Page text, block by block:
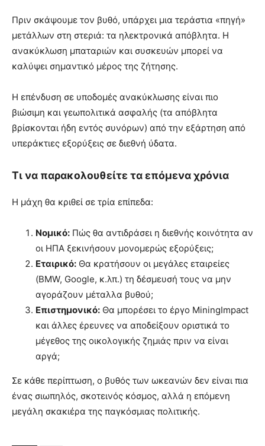
Πριν σκάψουμε τον βυθό, υπάρχει μια τεράστια «πηγή»
μετάλλων στη στεριά: τα ηλεκτρονικά απόβλητα. Η
ανακύκλωση μπαταριών και συσκευών μπορεί να
καλύψει σημαντικό μέρος της ζήτησης.
Η επένδυση σε υποδομές ανακύκλωσης είναι πιο
βιώσιμη και γεωπολιτικά ασφαλής (τα απόβλητα
βρίσκονται ήδη εντός συνόρων) από την εξάρτηση από
υπεράκτιες εξορύξεις σε διεθνή ύδατα.
Τι να παρακολουθείτε τα επόμενα χρόνια
Η μάχη θα κριθεί σε τρία επίπεδα:
Νομικό: Πώς θα αντιδράσει η διεθνής κοινότητα αν
οι ΗΠΑ ξεκινήσουν μονομερώς εξορύξεις;
Εταιρικό: Θα κρατήσουν οι μεγάλες εταιρείες
(BMW, Google, κ.λπ.) τη δέσμευσή τους να μην
αγοράζουν μέταλλα βυθού;
Επιστημονικό: Θα μπορέσει το έργο MiningImpact
και άλλες έρευνες να αποδείξουν οριστικά το
μέγεθος της οικολογικής ζημιάς πριν να είναι
αργά;
Σε κάθε περίπτωση, ο βυθός των ωκεανών δεν είναι πια
ένας σιωπηλός, σκοτεινός κόσμος, αλλά η επόμενη
μεγάλη σκακιέρα της παγκόσμιας πολιτικής.